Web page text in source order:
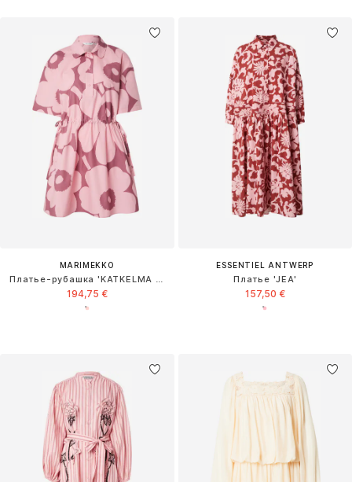
MARIMEKKO
Платье-рубашка 'KATKELMA UNIKKO'
194,75 €
ESSENTIEL ANTWERP
Платье 'JEA'
157,50 €